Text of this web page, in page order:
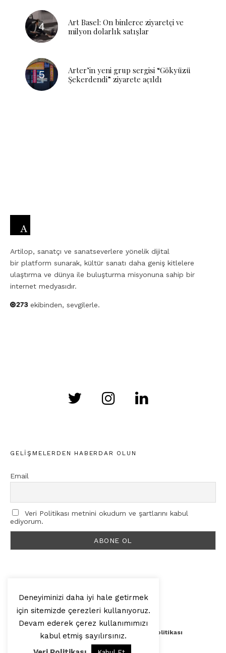
Art Basel: On binlerce ziyaretçi ve
milyon dolarlık satışlar
Arter’in yeni grup sergisi “Gökyüzü
Şekerdendi” ziyarete açıldı
Artilop, sanatçı ve sanatseverlere yönelik dijital
bir platform sunarak, kültür sanatı daha geniş kitlelere
ulaştırma ve dünya ile buluşturma misyonuna sahip bir
internet medyasıdır.
ekibinden, sevgilerle.
GELIŞMELERDEN HABERDAR OLUN
Email
Veri Politikası metnini okudum ve şartlarını kabul
ediyorum.
© 2025, Artilop
Künye Yazar Başvurusu Veri Politikası
Deneyiminizi daha iyi hale getirmek
için sitemizde çerezleri kullanıyoruz.
Devam ederek çerez kullanımımızı
kabul etmiş sayılırsınız.